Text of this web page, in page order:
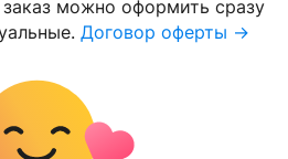
можно оформить сразу
Договор оферты →